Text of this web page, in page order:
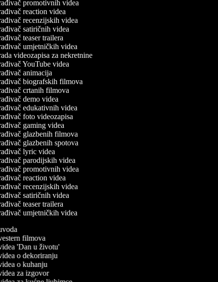
promotivnih videa
reaction videa
recenzijskih videa
satiričnih videa
teaser trailera
umjetničkih videa
videozapisa za nekretnine
YouTube videa
animacija
biografskih filmova
crtanih filmova
demo videa
edukativnih videa
foto videozapisa
gaming videa
glazbenih filmova
glazbenih spotova
lyric videa
parodijskih videa
promotivnih videa
reaction videa
recenzijskih videa
satiričnih videa
teaser trailera
umjetničkih videa
filmova
'Dan u životu'
o dekoriranju
o kuhanju
za izgovor